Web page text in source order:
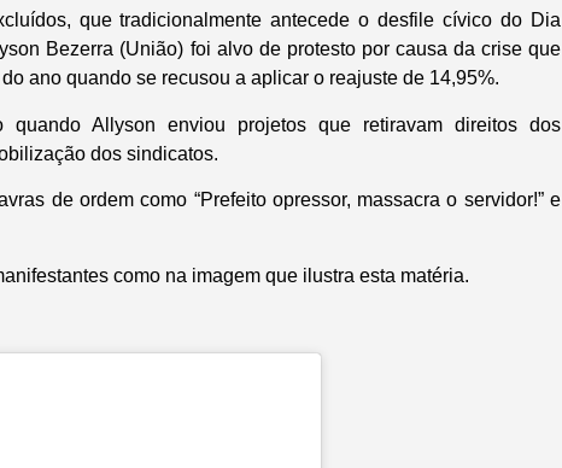
que tradicionalmente antecede o desfile cívico do Dia
Bezerra (União) foi alvo de protesto por causa da crise que
ano quando se recusou a aplicar o reajuste de 14,95%.
Allyson enviou projetos que retiravam direitos dos
dos sindicatos.
de ordem como “Prefeito opressor, massacra o servidor!” e
como na imagem que ilustra esta matéria.